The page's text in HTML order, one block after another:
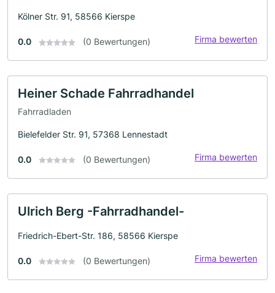
Kölner Str. 91, 58566 Kierspe
0.0 (0 Bewertungen) Firma bewerten
Heiner Schade Fahrradhandel
Fahrradladen
Bielefelder Str. 91, 57368 Lennestadt
0.0 (0 Bewertungen) Firma bewerten
Ulrich Berg -Fahrradhandel-
Friedrich-Ebert-Str. 186, 58566 Kierspe
0.0 (0 Bewertungen) Firma bewerten